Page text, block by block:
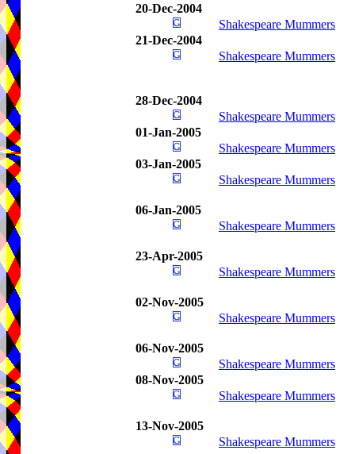
20-Dec-2004
Shakespeare Mummers
21-Dec-2004
Shakespeare Mummers
28-Dec-2004
Shakespeare Mummers
01-Jan-2005
Shakespeare Mummers
03-Jan-2005
Shakespeare Mummers
06-Jan-2005
Shakespeare Mummers
23-Apr-2005
Shakespeare Mummers
02-Nov-2005
Shakespeare Mummers
06-Nov-2005
Shakespeare Mummers
08-Nov-2005
Shakespeare Mummers
13-Nov-2005
Shakespeare Mummers